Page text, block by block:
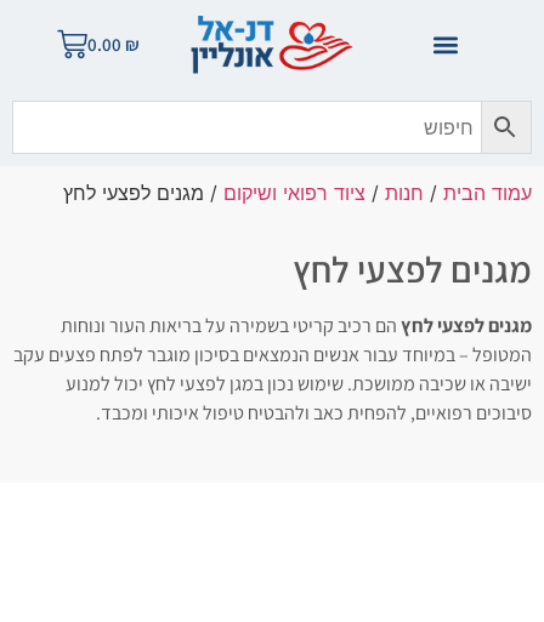
0.00 ₪
עמוד הבית / חנות / ציוד רפואי ושיקום / מגנים לפצעי לחץ
מגנים לפצעי לחץ
מגנים לפצעי לחץהם רכיב קריטי בשמירה על בריאות העור ונוחות
המטופל – במיוחד עבור אנשים הנמצאים בסיכון מוגבר לפתח פצעים עקב
ישיבה או שכיבה ממושכת. שימוש נכון במגן לפצעי לחץ יכול למנוע
סיבוכים רפואיים, להפחית כאב ולהבטיח טיפול איכותי ומכבד.